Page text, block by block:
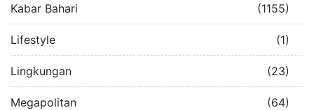
Kabar Bahari (1155)
Lifestyle (1)
Lingkungan (23)
Megapolitan (64)